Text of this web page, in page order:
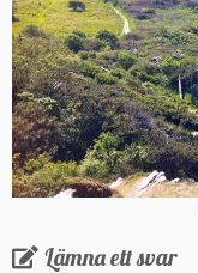
Lämna ett svar